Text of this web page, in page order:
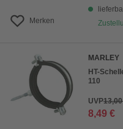
Merken
MARLEY
HT-
110
UVP
8,49 €